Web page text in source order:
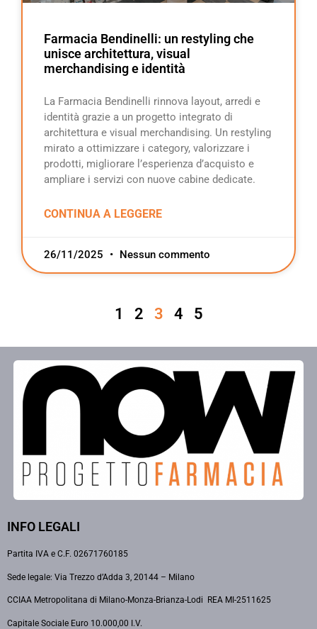
Farmacia Bendinelli: un restyling che
unisce architettura, visual
merchandising e identità
La Farmacia Bendinelli rinnova layout, arredi e
identità grazie a un progetto integrato di
architettura e visual merchandising. Un restyling
mirato a ottimizzare i category, valorizzare i
prodotti, migliorare l’esperienza d’acquisto e
ampliare i servizi con nuove cabine dedicate.
CONTINUA A LEGGERE
26/11/2025 Nessun commento
1 2 3 4 5
INFO LEGALI
Partita IVA e C.F. 02671760185
Sede legale: Via Trezzo d’Adda 3, 20144 – Milano
CCIAA Metropolitana di Milano-Monza-Brianza-Lodi REA MI-2511625
Capitale Sociale Euro 10.000,00 I.V.